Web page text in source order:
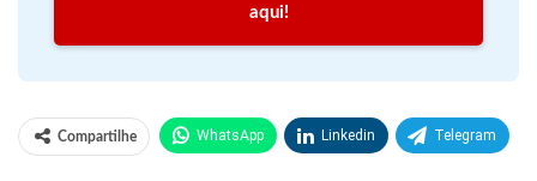
aqui!
Compartilhe WhatsApp Linkedin Telegram